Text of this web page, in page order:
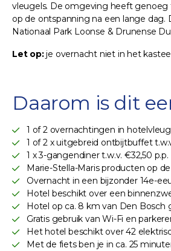
vleugels. De omgeving heeft genoeg
op de ontspanning na een lange
Nationaal Park Loonse & Drunense
Let op:je overnacht niet in het
Daarom is dit
1 of 2 overnachtingen in
1 of 2 x uitgebreid ontbijtbuffet
1 x 3-gangendiner t.w.v. €32,50 p.p.
Marie-Stella-Maris producten op
Overnacht in een bijzonder 14e-
Hotel beschikt over een
Hotel op ca. 8 km van Den Bosch
Gratis gebruik van Wi-Fi en
Het hotel beschikt over 42
Met de fiets ben je in ca. 25